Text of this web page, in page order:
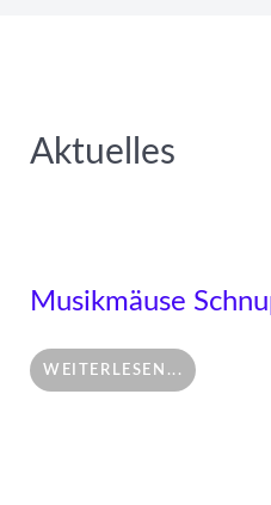
Aktuelles
Musikmäuse
WEITERLESEN...